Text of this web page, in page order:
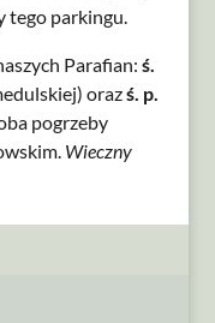
tego parkingu.
Parafian: ś.
orazś. p.
pogrzeby
Wieczny